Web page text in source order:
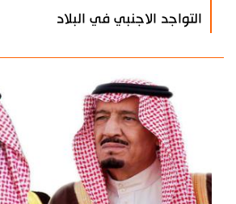
التواجد الاجنبي في البلاد